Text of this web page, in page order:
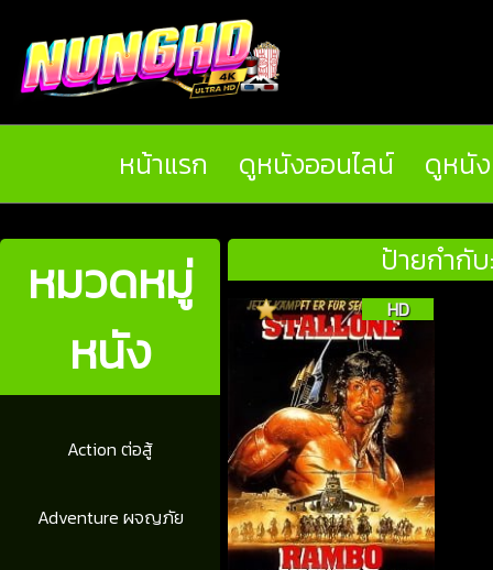
หน้าแรก ดูหนังออนไลน์ ดูหนั
หมวดหมู่
หนัง
Action ต่อสู้
Adventure ผจญภัย
ป้ายกำกั
HD